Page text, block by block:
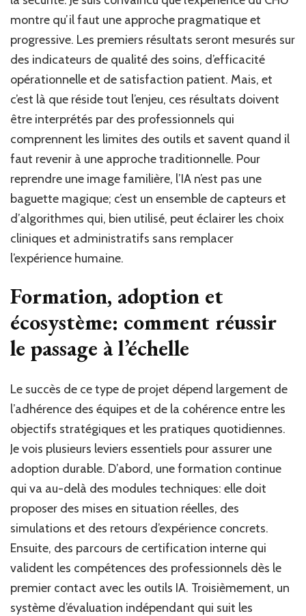
montre qu’il faut une approche pragmatique et
progressive. Les premiers résultats seront mesurés sur
des indicateurs de qualité des soins, d’efficacité
opérationnelle et de satisfaction patient. Mais, et
c’est là que réside tout l’enjeu, ces résultats doivent
être interprétés par des professionnels qui
comprennent les limites des outils et savent quand il
faut revenir à une approche traditionnelle. Pour
reprendre une image familière, l’IA n’est pas une
baguette magique; c’est un ensemble de capteurs et
d’algorithmes qui, bien utilisé, peut éclairer les choix
cliniques et administratifs sans remplacer
l’expérience humaine.
Formation, adoption et
écosystème: comment réussir
le passage à l’échelle
Le succès de ce type de projet dépend largement de
l’adhérence des équipes et de la cohérence entre les
objectifs stratégiques et les pratiques quotidiennes.
Je vois plusieurs leviers essentiels pour assurer une
adoption durable. D’abord, une formation continue
qui va au-delà des modules techniques: elle doit
proposer des mises en situation réelles, des
simulations et des retours d’expérience concrets.
Ensuite, des parcours de certification interne qui
valident les compétences des professionnels dès le
premier contact avec les outils IA. Troisièmement, un
système d’évaluation indépendant qui suit les